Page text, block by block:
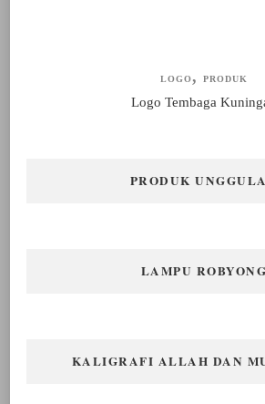
LOGO PRODUK
Logo Tembaga
PRODUK
LAMPU ROBYONG
KALIGRAFI ALLAH DAN